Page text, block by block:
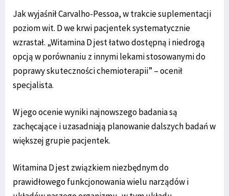
Jak wyjaśnił Carvalho-Pessoa, w trakcie suplementacji
poziom wit. D we krwi pacjentek systematycznie
wzrastał. „Witamina D jest łatwo dostępną i niedrogą
opcją w porównaniu z innymi lekami stosowanymi do
poprawy skuteczności chemioterapii” – ocenił
specjalista.
W jego ocenie wyniki najnowszego badania są
zachęcające i uzasadniają planowanie dalszych badań w
większej grupie pacjentek.
Witamina D jest związkiem niezbędnym do
prawidłowego funkcjonowania wielu narządów i